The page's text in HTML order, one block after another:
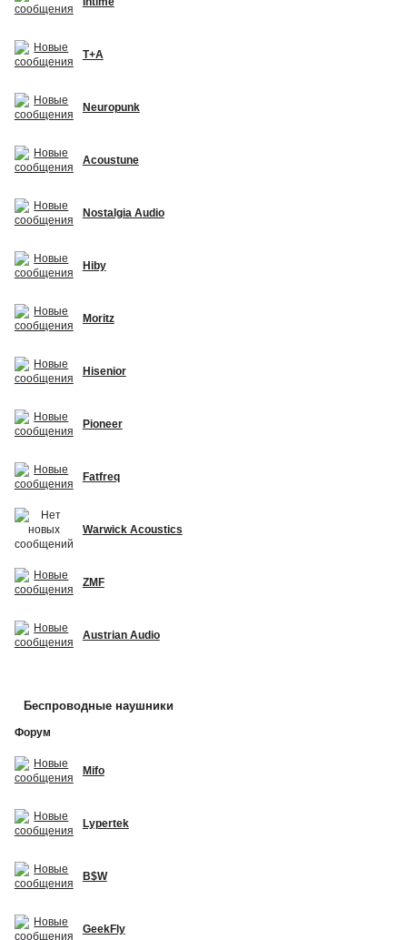
T+A
Neuropunk
Acoustune
Nostalgia Audio
Hiby
Moritz
Hisenior
Pioneer
Fatfreq
Warwick Acoustics
ZMF
Austrian Audio
Беспроводные наушники
Форум
Mifo
Lypertek
B$W
GeekFly